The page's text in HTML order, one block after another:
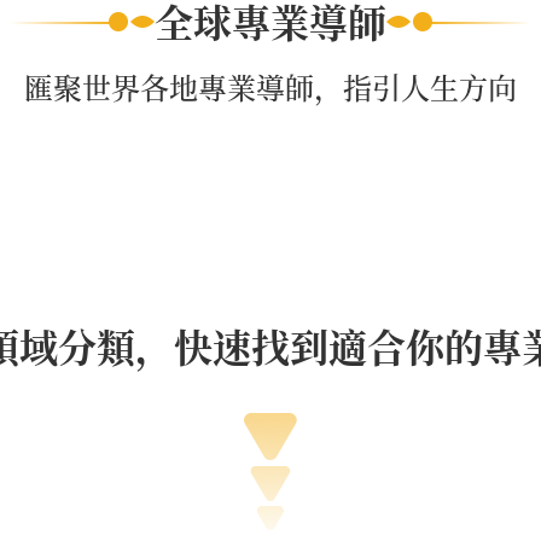
全球專業導師
匯聚世界各地專業導師，指引人生方向
域分類，快速找到適合你的專